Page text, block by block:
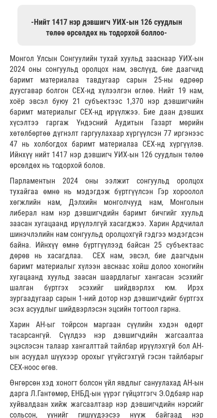
-Нийт 1417 нэр дэвшигч УИХ-ын 126 суудлын
төлөө өрсөлдөх нь тодорхой боллоо-
Монгол Улсын Сонгуулийн тухай хуульд зааснаар УИХ-ын
2024 оны сонгуульд оролцох нам, эвслүүд, бие даагчид
баримт материалаа тавдугаар сарын 25-ны өдрөөр
дуусгавар болгон СЕХ-нд хүлээлгэн өглөө. Нийт 19 нам,
хоёр эвсэл буюу 21 субъектээс 1,370 нэр дэвшигчийн
баримт материалыг СЕХ-нд ирүүлжээ. Бие даан дэвших
хүсэлтээ гаргаж Үндэсний Аудитын Газарт мөрийн
хөтөлбөртөө дүгнэлт гаргуулахаар хүргүүлсэн 77 иргэнээс
47 нь холбогдох баримт материалаа СЕХ-нд хүргүүлэв.
Ийнхүү нийт 1417 нэр дэвшигч УИХ-ын 126 суудлын төлөө
өрсөлдөх нь тодорхой болов.
Парламентын 2024 оны ээлжит сонгуульд оролцох
тухайгаа өмнө нь мэдэгдэж бүртгүүлсэн Гэр хороолол
хөгжлийн нам, Дэлхийн монголчууд нам, Монголын
либерал нам нэр дэвшигчдийн баримт бичгийг хуульд
заасан хугацаанд ирүүлэлгүй хасагджээ. Харин Ардчилал
шинэчлэлийн нам сонгуульд оролцохгүй гэдгээ мэдэгдсэн
байна. Ийнхүү өмнө бүртгүүлээд байсан 25 субъектаас
дөрөв нь хасагдлаа. СЕХ нам, эвсэл, бие даагчдын
баримт материалыг хүлээн авснаас хойш долоо хоногийн
хугацаанд хуульд заасан шаардлагыг хангасан эсэхийг
шалган бүртгэх эсэхийг шийдвэрлэх юм. Ирэх
зургаадугаар сарын 1-ний дотор нэр дэвшигчдийг бүртгэх
эсэх асуудлыг шийдвэрлэсэн эцсийн тогтоол гарна.
Харин АН-ыг тойрсон маргаан сүүлийн хэдэн өдөрт
тасарсангүй. Сүүлдээ нэр дэвшигчдийн жагсаалтаа
эцэслэсэн талаар хангалттай тайлбар ирүүлэхгүй бол АН-
ын асуудал шүүхээр орохыг үгүйсгэхгүй гэсэн тайлбарыг
СЕХ-ноос өгөв.
Өнгөрсөн хэд хоногт болсон үйл явдлыг сануулахад АН-ын
дарга Л.Гантөмөр, ЕНБД-ын үүрэг гүйцэтгэгч Э.Одбаяр нар
хуйвалдаан хийж жагсаалтаар нэр дэвшигчдийн нэрсийг
сольсон, үүнийг гишүүдээсээ нууж байгаад нэр